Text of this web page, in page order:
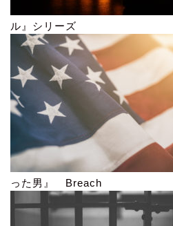
ル』シリーズ
った男』 Breach